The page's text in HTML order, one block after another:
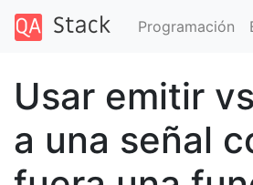
Programación
Usar emitir
a una señal